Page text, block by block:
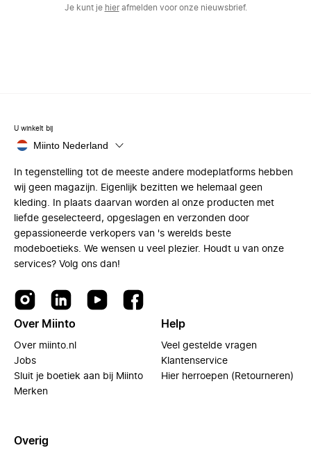
Je kunt je hierafmelden voor onze nieuwsbrief.
U winkelt bij
Miinto Nederland
In tegenstelling tot de meeste andere modeplatforms hebben
wij geen magazijn. Eigenlijk bezitten we helemaal geen
kleding. In plaats daarvan worden al onze producten met
liefde geselecteerd, opgeslagen en verzonden door
gepassioneerde verkopers van 's werelds beste
modeboetieks. We wensen u veel plezier. Houdt u van onze
services? Volg ons dan!
Over Miinto
Over miinto.nl
Jobs
Sluit je boetiek aan bij Miinto
Merken
Help
Veel gestelde vragen
Klantenservice
Hier herroepen (Retourneren)
Overig